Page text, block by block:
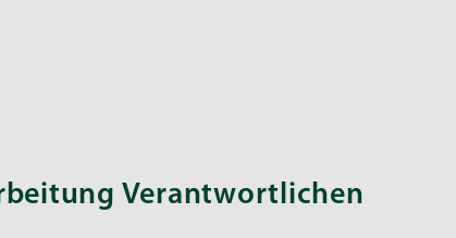
Verantwortlichen